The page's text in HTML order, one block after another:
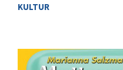
KULTUR